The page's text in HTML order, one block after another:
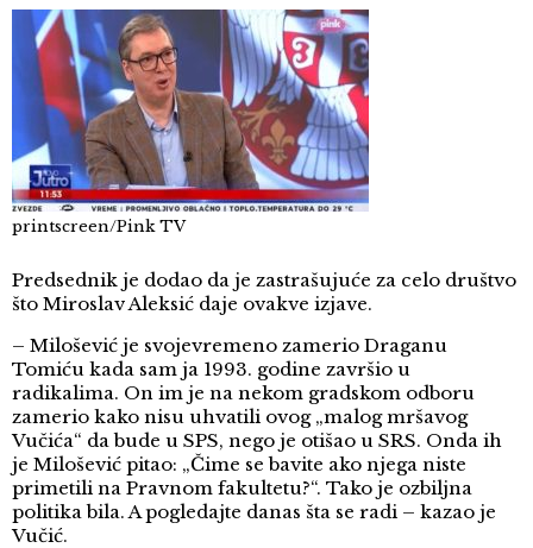
printscreen/Pink TV
Predsednik je dodao da je zastrašujuće za celo društvo
što Miroslav Aleksić daje ovakve izjave.
– Milošević je svojevremeno zamerio Draganu
Tomiću kada sam ja 1993. godine završio u
radikalima. On im je na nekom gradskom odboru
zamerio kako nisu uhvatili ovog „malog mršavog
Vučića“ da bude u SPS, nego je otišao u SRS. Onda ih
je Milošević pitao: „Čime se bavite ako njega niste
primetili na Pravnom fakultetu?“. Tako je ozbiljna
politika bila. A pogledajte danas šta se radi – kazao je
Vučić.